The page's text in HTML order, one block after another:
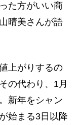
た方がいい商
晴美さんが語
上がりするの
の代わり、1月
新年をシャン
始まる3日以降